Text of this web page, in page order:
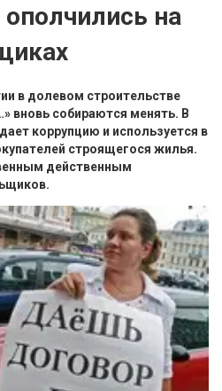
на
в долевом строительстве
вновь собираются менять. В
коррупцию и используется в
строящегося жилья.
действенным